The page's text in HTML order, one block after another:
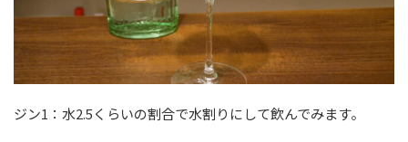
ジン1：水2.5くらいの割合で水割りにして飲んでみます。